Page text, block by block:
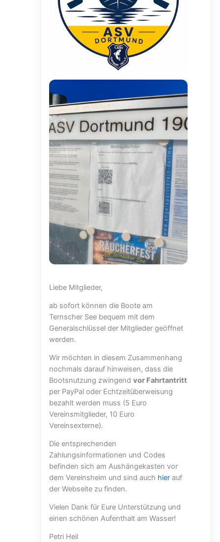
Liebe Mitglieder,
ab sofort können die Boote am
Ternscher See bequem mit dem
Generalschlüssel der Mitglieder geöffnet
werden.
Wir möchten in diesem Zusammenhang
nochmals darauf hinweisen, dass die
Bootsnutzung zwingend vor Fahrtantritt
per PayPal oder Echtzeitüberweisung
bezahlt werden muss (5 Euro
Vereinsmitglieder, 10 Euro
Vereinsexterne).
Die entsprechenden
Zahlungsinformationen und Codes
befinden sich am Aushängekasten vor
dem Vereinsheim und sind auch hierauf
der Webseite zu finden.
Vielen Dank für Eure Unterstützung und
einen schönen Aufenthalt am Wasser!
Petri Heil